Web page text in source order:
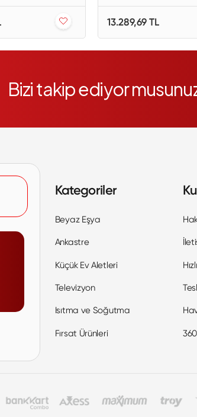
13.289,69 TL
Bizi takip ediyor
Kategoriler
Beyaz Eşya
Ankastre
Küçük Ev Aletleri
Televizyon
Isıtma ve Soğutma
Fırsat Ürünleri